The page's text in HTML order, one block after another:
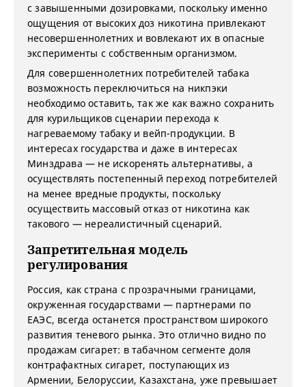
с завышенными дозировками, поскольку именно
ощущения от высоких доз никотина привлекают
несовершеннолетних и вовлекают их в опасные
эксперименты с собственным организмом.
Для совершеннолетних потребителей табака
возможность переключиться на никпэки
необходимо оставить, так же как важно сохранить
для курильщиков сценарии перехода к
нагреваемому табаку и вейп-продукции. В
интересах государства и даже в интересах
Минздрава — не искоренять альтернативы, а
осуществлять постепенный переход потребителей
на менее вредные продукты, поскольку
осуществить массовый отказ от никотина как
такового — нереалистичный сценарий.
Запретительная модель
регулирования
Россия, как страна с прозрачными границами,
окруженная государствами — партнерами по
ЕАЭС, всегда останется пространством широкого
развития теневого рынка. Это отлично видно по
продажам сигарет: в табачном сегменте доля
контрафактных сигарет, поступающих из
Армении, Белоруссии, Казахстана, уже превышает